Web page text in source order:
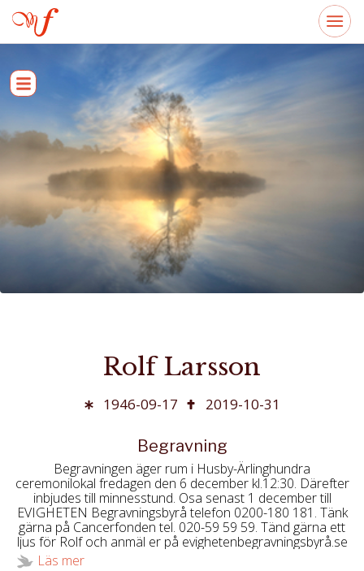
Rolf Larsson
1946-09-17 2019-10-31
Begravning
Begravningen äger rum i Husby-Ärlinghundra
ceremonilokal fredagen den 6 december kl.12:30. Därefter
inbjudes till minnesstund. Osa senast 1 december till
EVIGHETEN Begravningsbyrå telefon 0200-180 181. Tänk
gärna på Cancerfonden tel. 020-59 59 59. Tänd gärna ett
ljus för Rolf och anmäl er på evighetenbegravningsbyrå.se
Läs mer